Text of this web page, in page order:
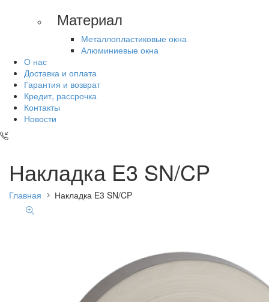
Материал
Металлопластиковые окна
Алюминиевые окна
О нас
Доставка и оплата
Гарантия и возврат
Кредит, рассрочка
Контакты
Новости
Накладка E3 SN/CP
Главная Накладка E3 SN/CP